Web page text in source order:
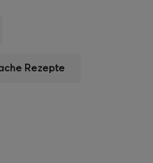
Rezepte